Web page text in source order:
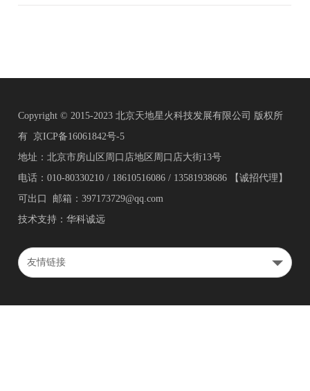
Copyright © 2015-2023 北京天地星火科技发展有限公司 版权所
有京ICP备16061842号-5
地址：北京市房山区周口店地区周口店大街13号
电话：010-80330210 / 18610516086 / 13581938686 【诚招代理】
可出口 邮箱：397173729@qq.com
技术支持：华科诚远
友情链接